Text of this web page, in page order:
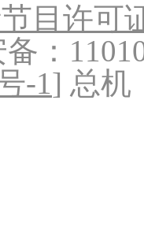
目许可
：
-1] 总机